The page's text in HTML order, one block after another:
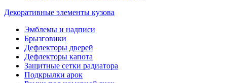
Декоративные элементы кузова
Эмблемы и надписи
Брызговики
Дефлекторы дверей
Дефлекторы капота
Защитные сетки радиатора
Подкрылки арок